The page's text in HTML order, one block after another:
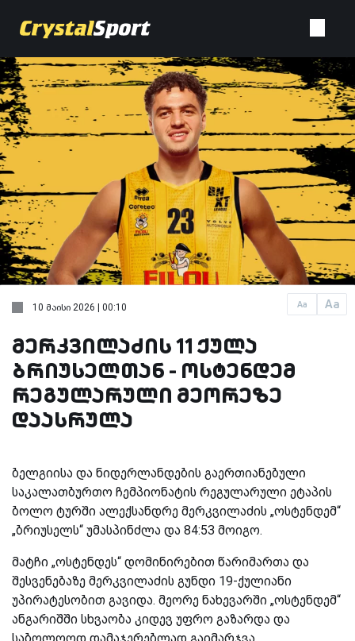
Aa Aa
10 მაისი 2026 | 00:10
მერკვილაძის 11 ქულა
ბრიუსელთან - ოსტენდემ
რეგულარული მეორეზე
დაასრულა
ბელგიისა და ნიდერლანდების გაერთიანებული
საკალათბურთო ჩემპიონატის რეგულარული ეტაპის
ბოლო ტურში ალექსანდრე მერკვილაძის „ოსტენდემ“
„ბრიუსელს“ უმასპინძლა და 84:53 მოიგო.
მატჩი „ოსტენდეს“ დომინირებით წარიმართა და
შესვენებაზე მერკვილაძის გუნდი 19-ქულიანი
უპირატესობით გავიდა. მეორე ნახევარში „ოსტენდემ“
ანგარიშში სხვაობა კიდევ უფრო გაზარდა და
საბოლოოდ დამაჯერებლად გაიმარჯვა.